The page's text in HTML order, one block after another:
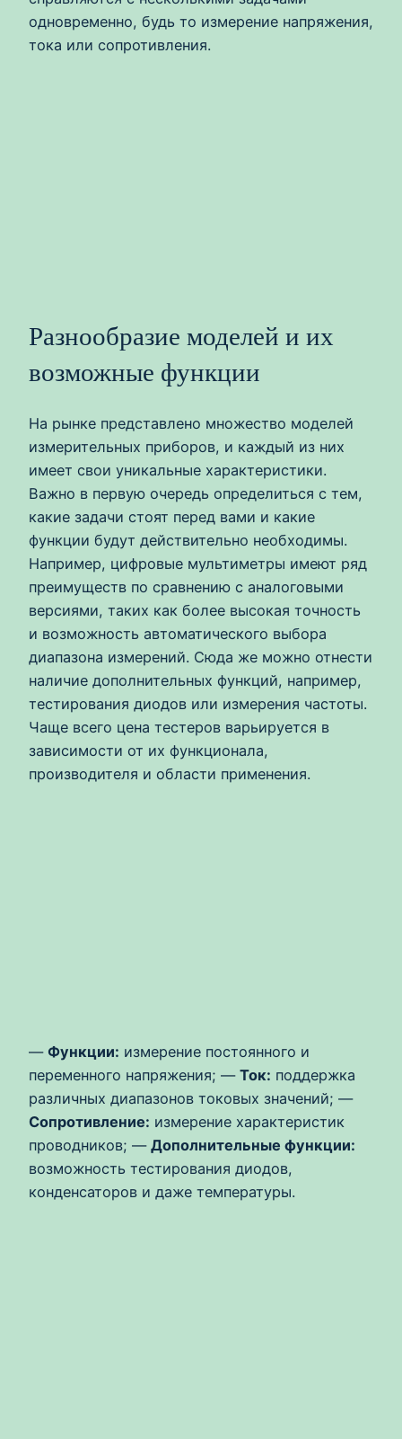
одновременно, будь то измерение напряжения,
тока или сопротивления.
Разнообразие моделей и их
возможные функции
На рынке представлено множество моделей
измерительных приборов, и каждый из них
имеет свои уникальные характеристики.
Важно в первую очередь определиться с тем,
какие задачи стоят перед вами и какие
функции будут действительно необходимы.
Например, цифровые мультиметры имеют ряд
преимуществ по сравнению с аналоговыми
версиями, таких как более высокая точность
и возможность автоматического выбора
диапазона измерений. Сюда же можно отнести
наличие дополнительных функций, например,
тестирования диодов или измерения частоты.
Чаще всего цена тестеров варьируется в
зависимости от их функционала,
производителя и области применения.
— Функции: измерение постоянного и
переменного напряжения; — Ток: поддержка
различных диапазонов токовых значений; —
Сопротивление: измерение характеристик
проводников; — Дополнительные функции:
возможность тестирования диодов,
конденсаторов и даже температуры.